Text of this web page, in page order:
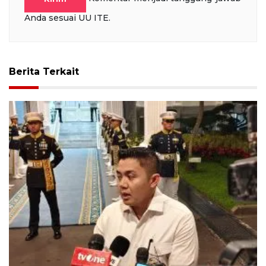
Anda sesuai UU ITE.
Berita Terkait
Seskab: Iftar Ramadhan, Jokowi--SBY hadir,